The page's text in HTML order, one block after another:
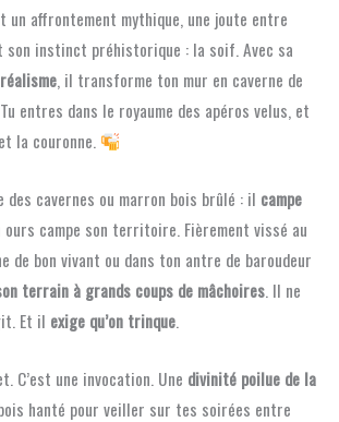
un affrontement mythique, une joute entre
son instinct préhistorique : la soif. Avec sa
, il transforme ton mur en caverne de
entres dans le royaume des apéros velus, et
la couronne.
des cavernes ou marron bois brûlé : il campe
ours campe son territoire. Fièrement vissé au
de bon vivant ou dans ton antre de baroudeur
terrain à grands coups de mâchoires. Il ne
Et il exige qu’on trinque.
C’est une invocation. Une divinité poilue de la
hanté pour veiller sur tes soirées entre